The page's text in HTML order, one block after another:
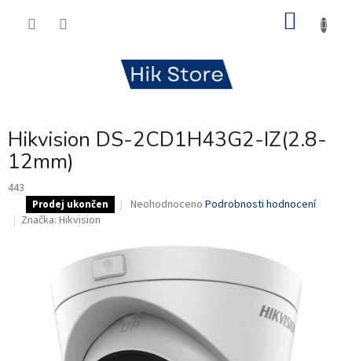
Hikvision DS-2CD1H43G2-IZ(2.8-
12mm)
443
Prodej ukončen
Průměrné
je
z
5
hvězdiček.
Neohodnoceno Podrobnosti hodnocení
Značka: Hikvision